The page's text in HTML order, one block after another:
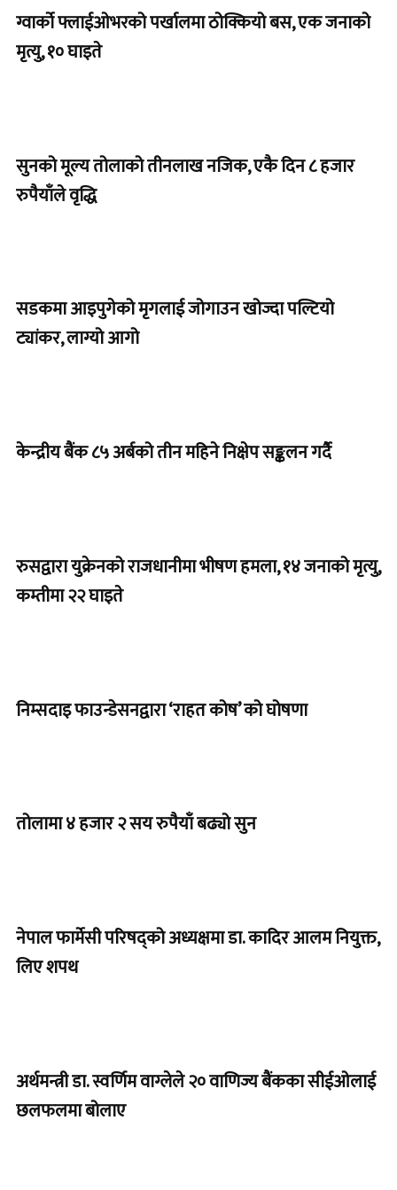
ग्वार्को फ्लाईओभरको पर्खालमा ठोक्कियो बस, एक जनाको
मृत्यु, १० घाइते
सुनको मूल्य तोलाको तीनलाख नजिक, एकै दिन ८ हजार
रुपैयाँले वृद्धि
सडकमा आइपुगेको मृगलाई जोगाउन खोज्दा पल्टियो
ट्यांकर, लाग्यो आगो
केन्द्रीय बैंक ८५ अर्बको तीन महिने निक्षेप सङ्कलन गर्दै
रुसद्वारा युक्रेनको राजधानीमा भीषण हमला, १४ जनाको मृत्यु,
कम्तीमा २२ घाइते
निम्सदाइ फाउन्डेसनद्वारा ‘राहत कोष’ को घोषणा
तोलामा ४ हजार २ सय रुपैयाँ बढ्यो सुन
नेपाल फार्मेसी परिषद्को अध्यक्षमा डा. कादिर आलम नियुक्त,
लिए शपथ
अर्थमन्त्री डा. स्वर्णिम वाग्लेले २० वाणिज्य बैंकका सीईओलाई
छलफलमा बोलाए